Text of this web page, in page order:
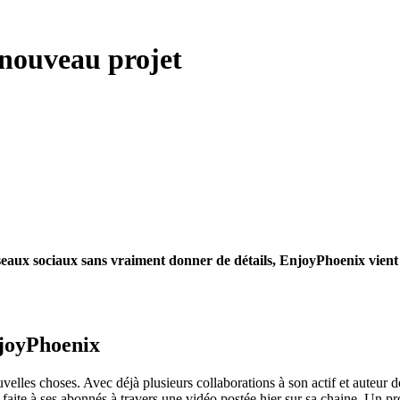
projet
sociaux sans vraiment donner de détails, EnjoyPhoenix
choses. Avec déjà plusieurs collaborations à son actif et auteur